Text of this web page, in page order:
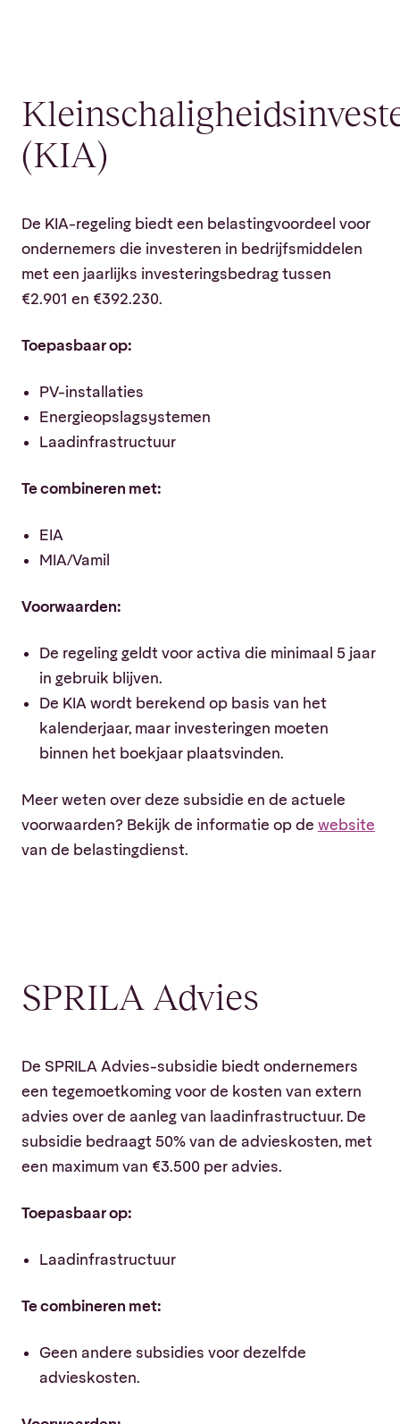
(KIA)
De KIA-regeling biedt een belastingvoordeel voor
ondernemers die investeren in bedrijfsmiddelen
met een jaarlijks investeringsbedrag tussen
€2.901 en €392.230.
Toepasbaar op:
PV-installaties
Energieopslagsystemen
Laadinfrastructuur
Te combineren met:
EIA
MIA/Vamil
Voorwaarden:
De regeling geldt voor activa die minimaal 5 jaar
in gebruik blijven.
De KIA wordt berekend op basis van het
kalenderjaar, maar investeringen moeten
binnen het boekjaar plaatsvinden.
Meer weten over deze subsidie en de actuele
voorwaarden? Bekijk de informatie op de website
van de belastingdienst.
SPRILA Advies
De SPRILA Advies-subsidie biedt ondernemers
een tegemoetkoming voor de kosten van extern
advies over de aanleg van laadinfrastructuur. De
subsidie bedraagt 50% van de advieskosten, met
een maximum van €3.500 per advies.
Toepasbaar op:
Laadinfrastructuur
Te combineren met:
Geen andere subsidies voor dezelfde
advieskosten.